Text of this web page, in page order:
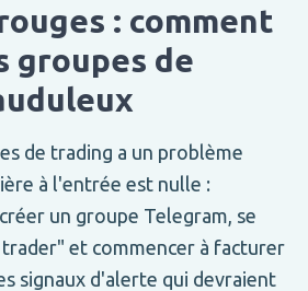
: comment
groupes de
de trading a un problème
à l'entrée est nulle :
un groupe Telegram, se
et commencer à facturer
signaux d'alerte qui devraient